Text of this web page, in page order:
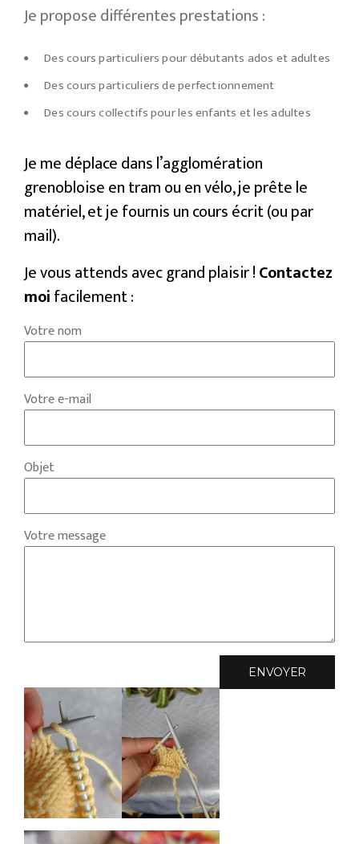
Je propose différentes prestations :
Des cours particuliers pour débutants ados et adultes
Des cours particuliers de perfectionnement
Des cours collectifs pour les enfants et les adultes
Je me déplace dans l’agglomération
grenobloise en tram ou en vélo, je prête le
matériel, et je fournis un cours écrit (ou par
mail).
Je vous attends avec grand plaisir !Contactez
moifacilement :
Votre nom
Votre e-mail
Objet
Votre message